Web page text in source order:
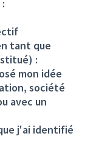
tant que
:
mon idée
société
avec un
j'ai identifié